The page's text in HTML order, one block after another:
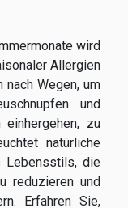
wird
Allergien
Wegen, um
und
einhergehen, zu
natürliche
Lebensstils, die
reduzieren und
Erfahren Sie,